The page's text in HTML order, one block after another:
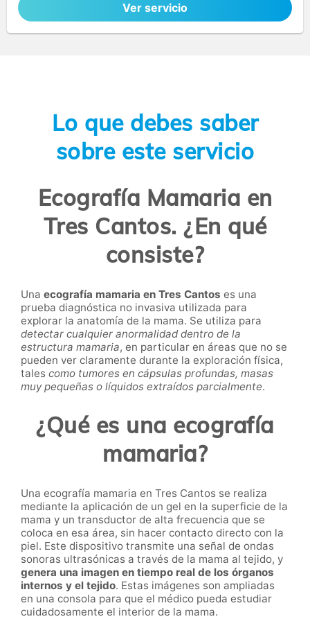
Ver servicio
Lo que debes saber
sobre este servicio
Ecografía Mamaria en
Tres Cantos. ¿En qué
consiste?
Una ecografía mamaria en Tres Cantos es una
prueba diagnóstica no invasiva utilizada para
explorar la anatomía de la mama. Se utiliza para
detectar cualquier anormalidad dentro de la
estructura mamaria, en particular en áreas que no se
pueden ver claramente durante la exploración física,
tales como tumores en cápsulas profundas, masas
muy pequeñas o líquidos extraídos parcialmente.
¿Qué es una ecografía
mamaria?
Una ecografía mamaria en Tres Cantos se realiza
mediante la aplicación de un gel en la superficie de la
mama y un transductor de alta frecuencia que se
coloca en esa área, sin hacer contacto directo con la
piel. Este dispositivo transmite una señal de ondas
sonoras ultrasónicas a través de la mama al tejido, y
genera una imagen en tiempo real de los órganos
internos y el tejido. Estas imágenes son ampliadas
en una consola para que el médico pueda estudiar
cuidadosamente el interior de la mama.